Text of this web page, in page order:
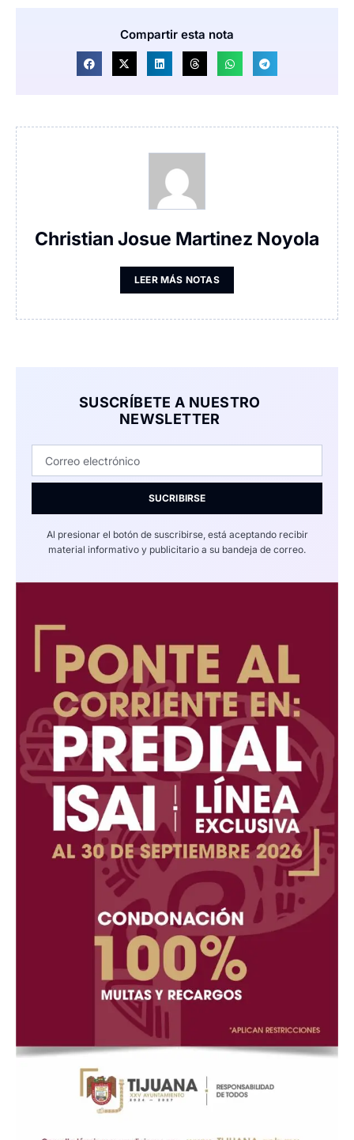
Compartir esta nota
Christian Josue Martinez Noyola
LEER MÁS NOTAS
SUSCRÍBETE A NUESTRO
NEWSLETTER
SUCRIBIRSE
Al presionar el botón de suscribirse, está aceptando recibir
material informativo y publicitario a su bandeja de correo.